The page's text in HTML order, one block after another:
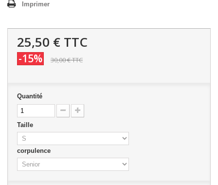
Imprimer
25,50 € TTC
-15% 30,00 €TTC
Quantité
Taille
corpulence